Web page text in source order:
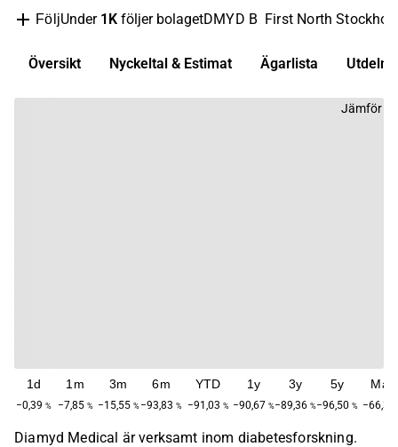
FöljUnder 1K följer bolagetDMYD B First North
Översikt Nyckeltal & Estimat Ägarlista
Jämför
1d
−0,39 %
1m
−7,85 %
3m
−15,55 %
6m
−93,83 %
YTD
−91,03 %
1y
−90,67 %
3y
−89,36 %
5y
−96,50 %
Max
−66,36
Diamyd Medical är verksamt inom diabetesforskning.